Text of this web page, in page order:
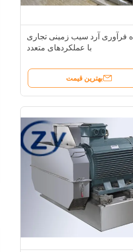
فرآوری آرد سیب زمینی تجاری
با عملکردهای متعدد
بهترین قیمت